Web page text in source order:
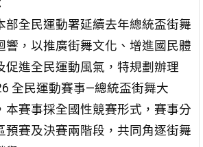
部全民運動署延續去年總統盃街舞
響，以推廣街舞文化、增進國民體
促進全民運動風氣，特規劃辦理
全民運動賽事—總統盃街舞大
本賽事採全國性競賽形式，賽事分
預賽及決賽兩階段，共同角逐街舞